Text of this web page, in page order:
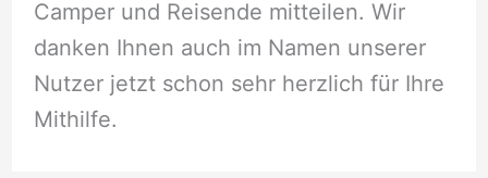
Camper und Reisende mitteilen. Wir
danken Ihnen auch im Namen unserer
Nutzer jetzt schon sehr herzlich für Ihre
Mithilfe.